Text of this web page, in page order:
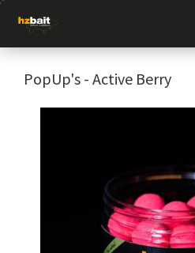
PopUp's - Active Berry